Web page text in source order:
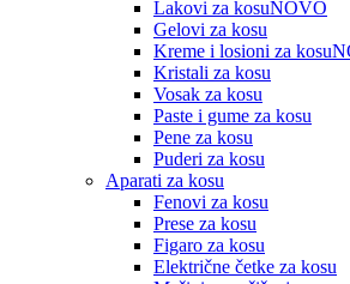
Lakovi za kosuNOVO
Gelovi za kosu
Kreme i losioni za kosu
Kristali za kosu
Vosak za kosu
Paste i gume za kosu
Pene za kosu
Puderi za kosu
Aparati za kosu
Fenovi za kosu
Prese za kosu
Figaro za kosu
Električne četke za kosu